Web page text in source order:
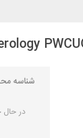
شناسه
در